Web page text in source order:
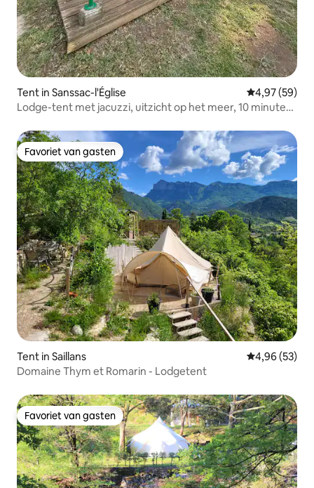
Tent in Sanssac-l'Église Gemiddelde
4,97 (59)
Lodge-tent met jacuzzi, uitzicht op het meer, 10 minuten
Favoriet van gasten
Favoriet van gasten
Tent in Saillans Gemiddelde
4,96 (53)
Domaine Thym et Romarin - Lodgetent
Favoriet van gasten
Favoriet van gasten